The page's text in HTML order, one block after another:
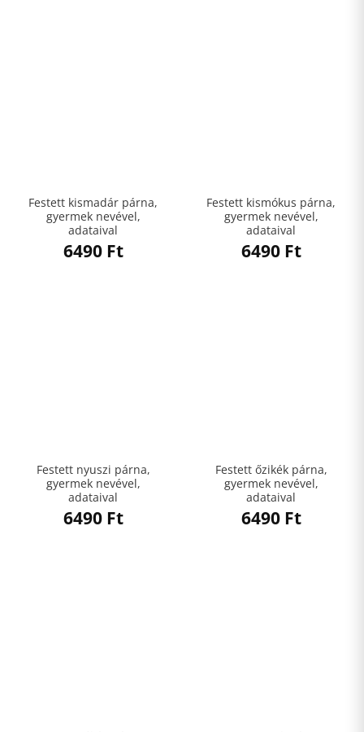
Festett kismadár párna,
gyermek nevével,
adataival
6490 Ft
Festett kismókus párna,
gyermek nevével,
adataival
6490 Ft
Festett nyuszi párna,
gyermek nevével,
adataival
6490 Ft
Festett őzikék párna,
gyermek nevével,
adataival
6490 Ft